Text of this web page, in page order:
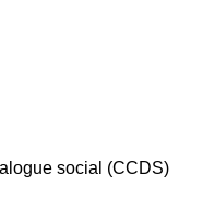
social (CCDS)